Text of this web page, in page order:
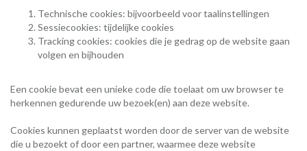
Technische cookies: bijvoorbeeld voor taalinstellingen
Sessiecookies: tijdelijke cookies
Tracking cookies: cookies die je gedrag op de website gaan
volgen en bijhouden
Een cookie bevat een unieke code die toelaat om uw browser te
herkennen gedurende uw bezoek(en) aan deze website.
Cookies kunnen geplaatst worden door de server van de website
die u bezoekt of door een partner, waarmee deze website